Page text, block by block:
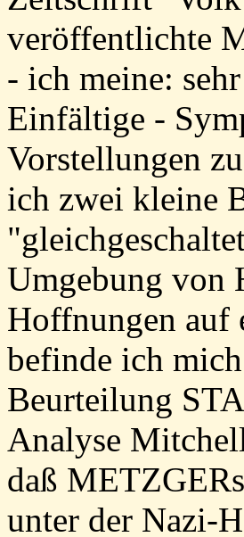
veröffentlichte
- ich meine:
Einfältige -
Vorstellungen
ich zwei kleine
Umgebung von
Hoffnungen auf
befinde ich
Beurteilung
Analyse
daß
unter der Nazi-